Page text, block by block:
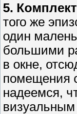
5.
того же
один
большими
в окне,
помещения
надеемся,